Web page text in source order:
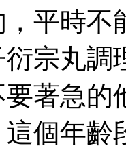
平時不
宗丸
著急的
個年